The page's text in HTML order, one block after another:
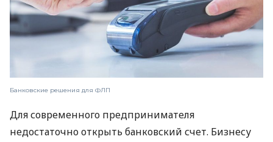
Банковские решения для ФЛП
Для современного предпринимателя
недостаточно открыть банковский счет. Бизнесу